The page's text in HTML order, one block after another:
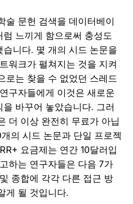
술 문헌 검색을 데이터베이
느끼게 함으로써 충성도
니다. 몇 개의 시드 논문을
워크가 펼쳐지는 것을 지켜
로는 찾을 수 없었던 스레드
구자들에게 이것은 새로운
바꾸어 놓았습니다. 그러
더 이상 완전히 무료가 아닙
의 시드 논문과 단일 프로젝
요금제는 연간 10달러입
하는 연구자들은 다음 7가
종합에 각각 다른 접근 방
게 될 것입니다.